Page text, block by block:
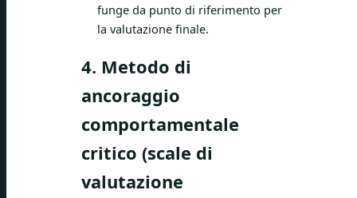
funge da punto di riferimento per
la valutazione finale.
4. Metodo di
ancoraggio
comportamentale
critico (scale di
valutazione